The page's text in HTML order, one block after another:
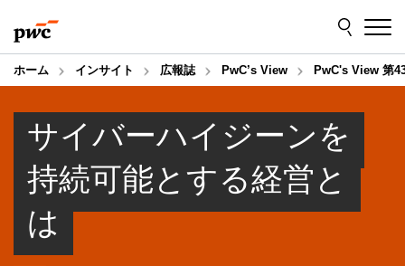
to
content
to
footer
ホーム インサイト 広報誌 PwC’s View PwC's View 第
サイバーハイジーンを
持続可能とする経営と
は